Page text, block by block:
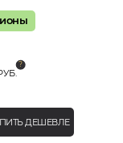
ДЕШЕВЛЕ